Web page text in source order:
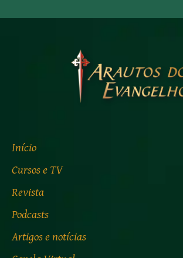
Início
Cursos e TV
Revista
Podcasts
Artigos e notícias